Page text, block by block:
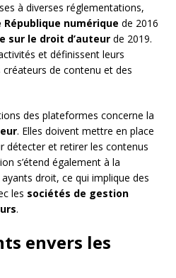
à diverses réglementations,
République numérique de 2016
sur le droit d’auteur de 2019.
et définissent leurs
de contenu et des
des plateformes concerne la
. Elles doivent mettre en place
détecter et retirer les contenus
s’étend également à la
droit, ce qui implique des
les sociétés de gestion
.
envers les